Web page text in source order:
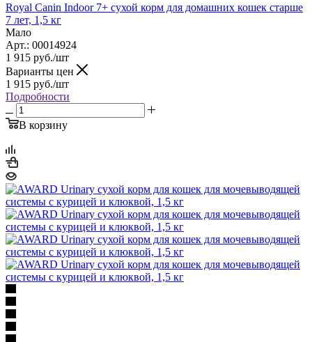
Royal Canin Indoor 7+ сухой корм для домашних кошек старше
7 лет, 1,5 кг
Мало
Арт.: 00014924
1 915 руб./шт
Варианты цен
1 915 руб./шт
Подробности
В корзину